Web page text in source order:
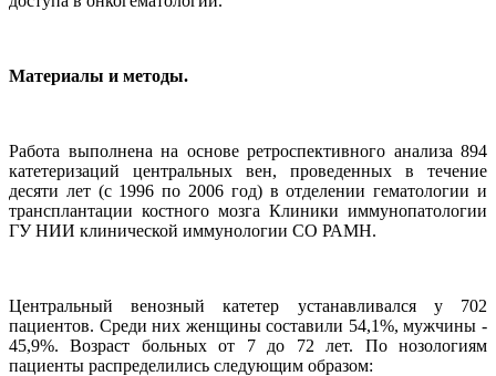
Материалы и методы.
Работа выполнена на основе ретроспективного анализа 894
катетеризаций центральных вен, проведенных в течение
десяти лет (с 1996 по 2006 год) в отделении гематологии и
трансплантации костного мозга Клиники иммунопатологии
ГУ НИИ клинической иммунологии СО РАМН.
Центральный венозный катетер устанавливался у 702
пациентов. Среди них женщины составили 54,1%, мужчины -
45,9%. Возраст больных от 7 до 72 лет. По нозологиям
пациенты распределились следующим образом: